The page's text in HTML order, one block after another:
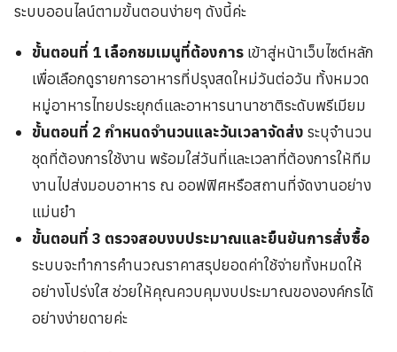
ระบบออนไลน์ตามขั้นตอนง่ายๆ ดังนี้ค่ะ
ขั้นตอนที่ 1 เลือกชมเมนูที่ต้องการ เข้าสู่หน้าเว็บไซต์หลัก
เพื่อเลือกดูรายการอาหารที่ปรุงสดใหม่วันต่อวัน ทั้งหมวด
หมู่อาหารไทยประยุกต์และอาหารนานาชาติระดับพรีเมียม
ขั้นตอนที่ 2 กำหนดจำนวนและวันเวลาจัดส่งระบุจำนวน
ชุดที่ต้องการใช้งาน พร้อมใส่วันที่และเวลาที่ต้องการให้ทีม
งานไปส่งมอบอาหาร ณ ออฟฟิศหรือสถานที่จัดงานอย่าง
แม่นยำ
ขั้นตอนที่ 3 ตรวจสอบงบประมาณและยืนยันการสั่งซื้อ
ระบบจะทำการคำนวณราคาสรุปยอดค่าใช้จ่ายทั้งหมดให้
อย่างโปร่งใส ช่วยให้คุณควบคุมงบประมาณขององค์กรได้
อย่างง่ายดายค่ะ